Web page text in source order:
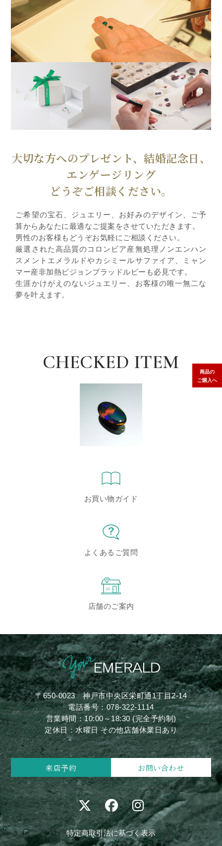
大切な方へのプレゼント、結婚記念日、
エンゲージリング
どうぞご相談ください。
ご希望の宝石、ジュエリー、お好みのデザイン、ご予
算からあなたに最適なご提案をさせていただきます。
男性のお客様もどうぞお気軽にご相談ください。
厳選された高品質のコロンビア産無処理ノンエンハン
スメントエメラルドやカシミールサファイア、ミャン
マー産非加熱ピジョンブラッドルビーも必見です。
生涯かけがえのないジュエリー、お客様の唯一無二な
夢を叶えます。
商品の
ご購入へ
CHECKED ITEM
お買い物ガイド
よくあるご質問
店舗のご案内
〒650-0023神戸市中央区栄町通1丁目2-14
電話番号：078-322-1114
営業時間：10:00～18:30 (完全予約制)
定休日：水曜日 その他店舗休業日あり
来店予約 お問い合わせ
特定商取引法に基づく表示